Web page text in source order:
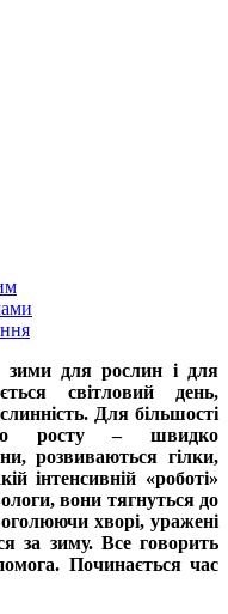
зими для рослин і для
світловий день,
Для більшості
росту – швидко
розвиваються гілки,
інтенсивній «роботі»
вони тягнуться до
хворі, уражені
за зиму. Все говорить
Починається час